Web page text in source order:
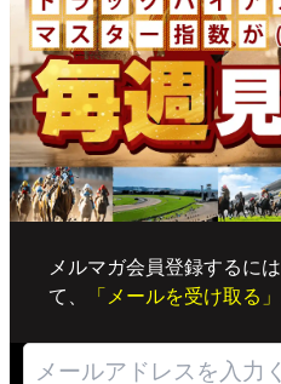
メルマガ会員登録するに
て、
「メールを受け取る」